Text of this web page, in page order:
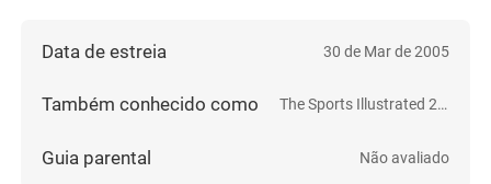
Data de estreia 30 de Mar de 2005
Também conhecido como The Sports Illustrated 20 Greatest College Basketball Players Ever
Guia parental Não avaliado